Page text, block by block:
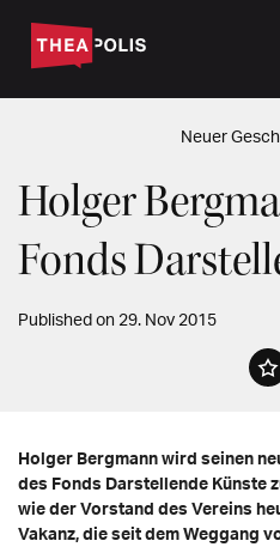
Neuer
Holger
Fonds
Published on 29. Nov 2015
Holger Bergmann wird seinen
des Fonds Darstellende Künste
wie der Vorstand des Vereins
Vakanz, die seit dem Weggang